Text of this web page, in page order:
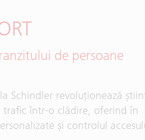
de persoane
Schindler revoluționează
trafic într-o clădire, oferind în
și controlul